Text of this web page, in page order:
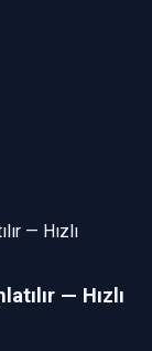
— Hızlı
— Hızlı